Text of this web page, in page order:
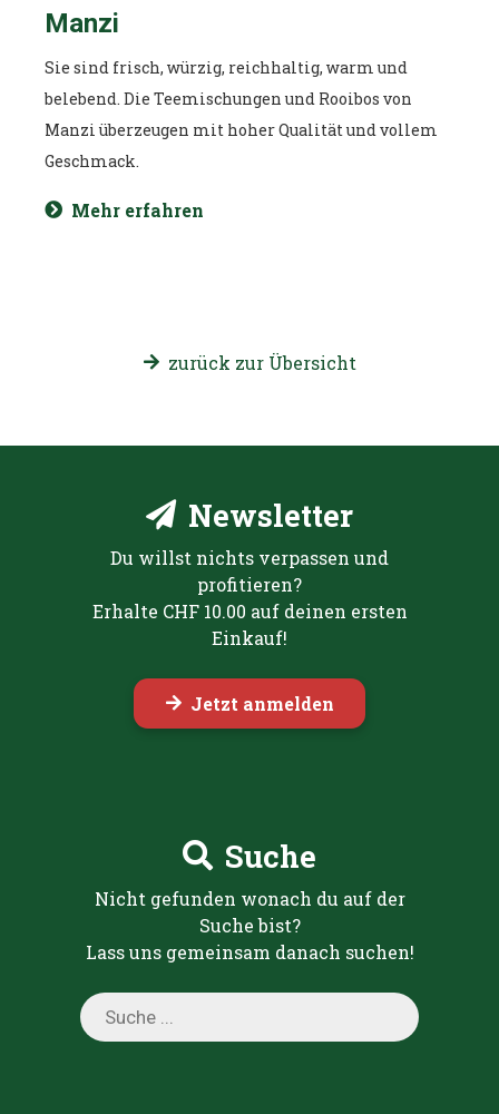
Manzi
Sie sind frisch, würzig, reichhaltig, warm und
belebend. Die Teemischungen und Rooibos von
Manzi überzeugen mit hoher Qualität und vollem
Geschmack.
Mehr erfahren
zurück zur Übersicht
Newsletter
Du willst nichts verpassen und
profitieren?
Erhalte CHF 10.00 auf deinen ersten
Einkauf!
Jetzt anmelden
Suche
Nicht gefunden wonach du auf der
Suche bist?
Lass uns gemeinsam danach suchen!
Products
search